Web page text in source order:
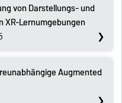
von Darstellungs- und
Lernumgebungen
Augmented